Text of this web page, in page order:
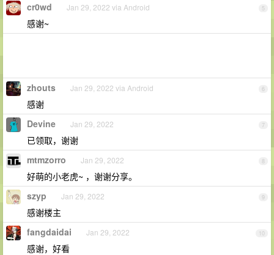
5
cr0wd Jan 29, 2022 via Android
感谢~
6
zhouts Jan 29, 2022 via Android
感谢
7
Devine Jan 29, 2022
已领取，谢谢
8
mtmzorro Jan 29, 2022
好萌的小老虎~ ，谢谢分享。
9
szyp Jan 29, 2022
感谢楼主
10
fangdaidai Jan 29, 2022
感谢，好看